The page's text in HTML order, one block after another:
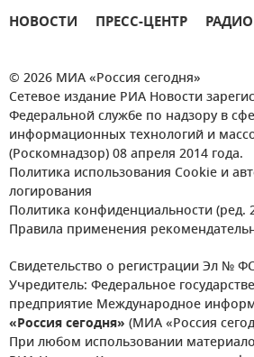
НОВОСТИ ПРЕСС-ЦЕНТР РАДИО
© 2026 МИА «Россия сегодня»
Сетевое издание РИА Новости
Федеральной службе по надзору в
информационных технологий и
(Роскомнадзор) 08 апреля 2014 года.
Политика использования Cookie и
логирования
Политика конфиденциальности (ред.
Правила применения
Свидетельство о регистрации Эл №
Учредитель: Федеральное
предприятие Международное
«Россия сегодня» (МИА «Россия
При любом использовании